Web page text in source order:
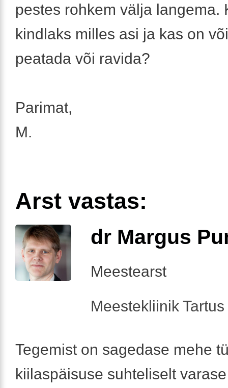
pestes rohkem välja langema.
kindlaks milles asi ja kas on
peatada või ravida?
Parimat,
M.
Arst vastas:
dr Margus
Meestearst
Meestekliinik
Tegemist on sagedase mehe
kiilaspäisuse suhteliselt